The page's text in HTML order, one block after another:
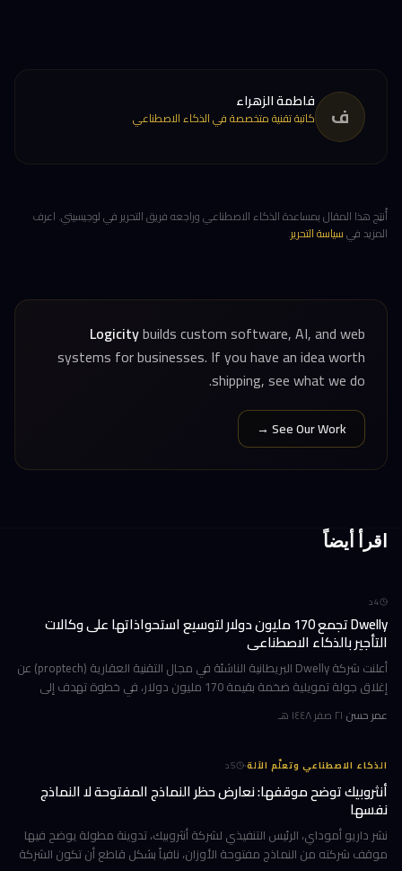
ف فاطمة الزهراء
كاتبة تقنية متخصصة في الذكاء الاصطناعي
أُنتِج هذا المقال بمساعدة الذكاء الاصطناعي وراجعه فريق التحرير في لوجيسيتي. اعرف
المزيد فيسياسة التحرير.
Logicitybuilds custom software, AI, and web
systems for businesses. If you have an idea worth
shipping, see what we do.
See Our Work →
اقرأ أيضاً
4د
Dwelly تجمع 170 مليون دولار لتوسيع استحواذاتها على وكالات
التأجير بالذكاء الاصطناعي
أعلنت شركة Dwelly البريطانية الناشئة في مجال التقنية العقارية (proptech) عن
إغلاق جولة تمويلية ضخمة بقيمة 170 مليون دولار، في خطوة تهدف إلى
عمر حسن·٢١ صفر ١٤٤٨ هـ
الذكاء الاصطناعي وتعلّم الآلة·
5د
أنثروبيك توضح موقفها: نعارض حظر النماذج المفتوحة لا النماذج
نفسها
نشر داريو أموداي، الرئيس التنفيذي لشركة أنثروبيك، تدوينة مطولة يوضح فيها
موقف شركته من النماذج مفتوحة الأوزان، نافياً بشكل قاطع أن تكون الشركة